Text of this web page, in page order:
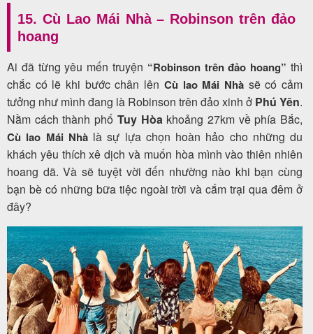
15. Cù Lao Mái Nhà – Robinson trên đảo
hoang
Ai đã từng yêu mến truyện “Robinson trên đảo hoang” thì
chắc có lẽ khi bước chân lên Cù lao Mái Nhàsẽ có cảm
tưởng như mình đang là Robinson trên đảo xinh ở Phú Yên.
Nằm cách thành phố Tuy Hòakhoảng 27km về phía Bắc,
Cù lao Mái Nhàlà sự lựa chọn hoàn hảo cho những du
khách yêu thích xê dịch và muốn hòa mình vào thiên nhiên
hoang dã. Và sẽ tuyệt vời đến nhường nào khi bạn cùng
bạn bè có những bữa tiệc ngoài trời và cắm trại qua đêm ở
đây?